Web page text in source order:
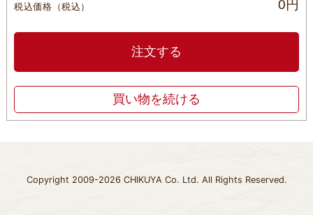
税込価格 （税込） 0円
注文する
買い物を続ける
Copyright 2009-2026 CHIKUYA Co. Ltd. All Rights Reserved.